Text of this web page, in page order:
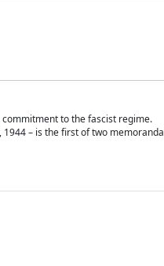
commitment to the fascist regime.
– is the first of two memoranda